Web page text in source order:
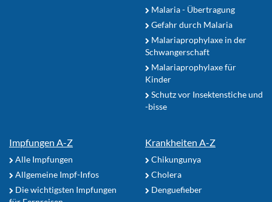
Malaria - Übertragung
Gefahr durch Malaria
Malariaprophylaxe in der
Schwangerschaft
Malariaprophylaxe für
Kinder
Schutz vor Insektenstiche und
-bisse
Impfungen A-Z
Alle Impfungen
Allgemeine Impf-Infos
Die wichtigsten Impfungen
Krankheiten A-Z
Chikungunya
Cholera
Denguefieber